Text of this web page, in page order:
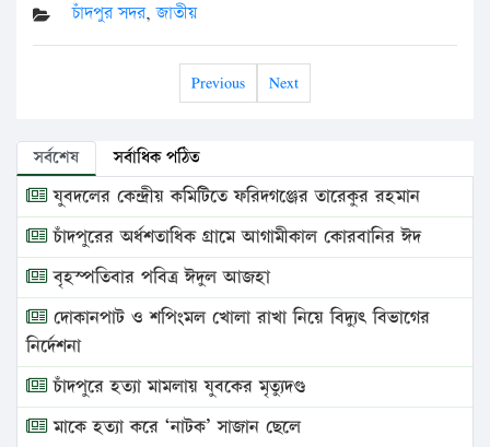
চাঁদপুর সদর,জাতীয়
Previous Next
সর্বশেষ সর্বাধিক পঠিত
যুবদলের কেন্দ্রীয় কমিটিতে ফরিদগঞ্জের তারেকুর রহমান
চাঁদপুরের অর্ধশতাধিক গ্রামে আগামীকাল কোরবানির ঈদ
বৃহস্পতিবার পবিত্র ঈদুল আজহা
দোকানপাট ও শপিংমল খোলা রাখা নিয়ে বিদ্যুৎ বিভাগের
নির্দেশনা
চাঁদপুরে হত্যা মামলায় যুবকের মৃত্যুদণ্ড
মাকে হত্যা করে ‘নাটক’ সাজান ছেলে